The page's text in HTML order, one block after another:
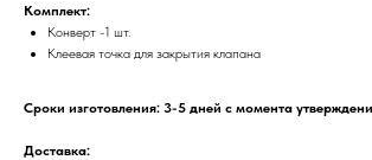
Комплект:
Конверт -1 шт.
Клеевая точка для закрытия клапана
Сроки изготовления: 3-5 дней с момента
Доставка: